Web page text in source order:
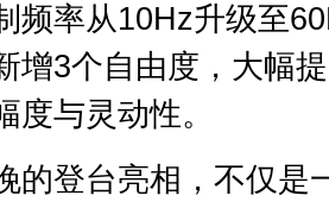
频率从10Hz升级至
增3个自由度，大幅
度与灵动性。
登台亮相，不仅是